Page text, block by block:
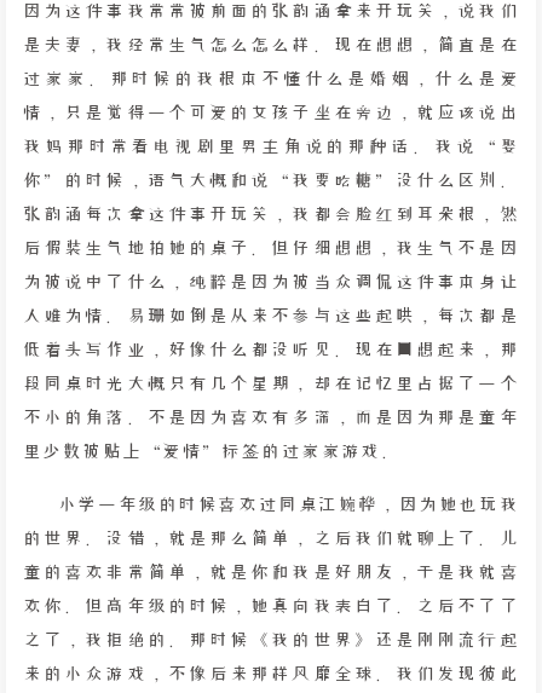
因为这件事我常常被前面的张韵涵拿来开玩笑，说我们
是夫妻，我经常生气怎么怎么样。现在想想，简直是在
过家家。那时候的我根本不懂什么是婚姻，什么是爱
情，只是觉得一个可爱的女孩子坐在旁边，就应该说出
我妈那时常看电视剧里男主角说的那种话。我说“娶
你”的时候，语气大概和说“我要吃糖”没什么区别。
张韵涵每次拿这件事开玩笑，我都会脸红到耳朵根，然
后假装生气地拍她的桌子。但仔细想想，我生气不是因
为被说中了什么，纯粹是因为被当众调侃这件事本身让
人难为情。易珊如倒是从来不参与这些起哄，每次都是
低着头写作业，好像什么都没听见。现在回想起来，那
段同桌时光大概只有几个星期，却在记忆里占据了一个
不小的角落。不是因为喜欢有多深，而是因为那是童年
里少数被贴上“爱情”标签的过家家游戏。
小学一年级的时候喜欢过同桌江婉桦，因为她也玩我
的世界。没错，就是那么简单，之后我们就聊上了。儿
童的喜欢非常简单，就是你和我是好朋友，于是我就喜
欢你。但高年级的时候，她真向我表白了。之后不了了
之了，我拒绝的。那时候《我的世界》还是刚刚流行起
来的小众游戏，不像后来那样风靡全球。我们发现彼此